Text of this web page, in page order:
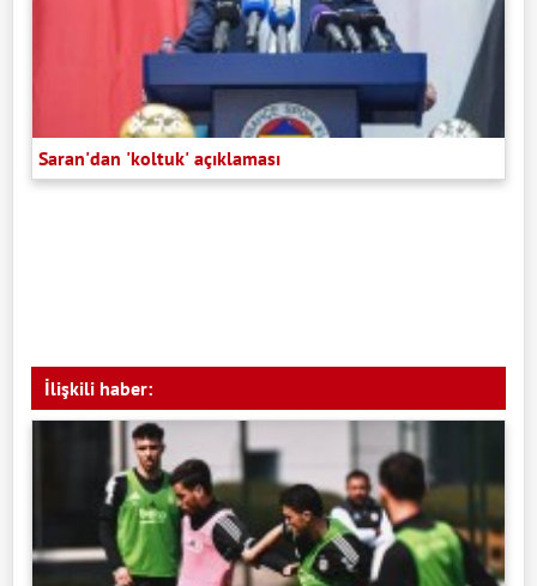
Saran'dan 'koltuk' açıklaması
İlişkili haber: